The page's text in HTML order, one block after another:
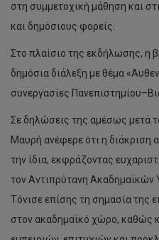
στη συμμετοχική μάθηση και
και δημόσιους φορείς.
Στο πλαίσιο της εκδήλωσης, η
δημόσια διάλεξη με θέμα
συνεργασίες
Σε δηλώσεις της αμέσως μετά
Μαυρή ανέφερε ότι η διάκριση
την ίδια, εκφράζοντας
τον Αντιπρύτανη Ακαδημαϊκών
Τόνισε επίσης τη σημασία της
στον ακαδημαϊκό χώρο, καθώς